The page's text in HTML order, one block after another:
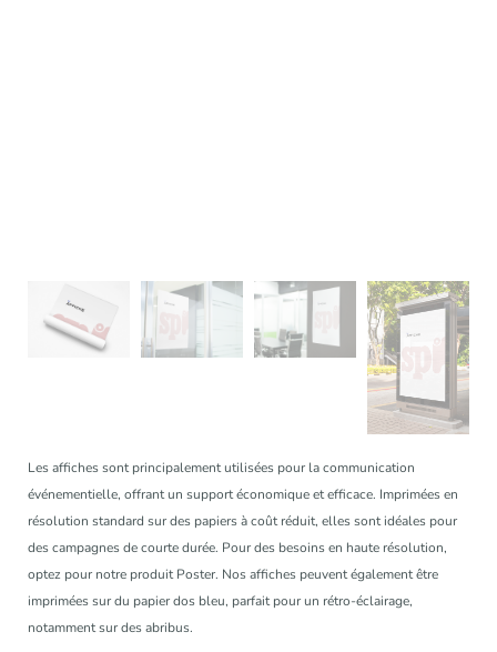
Les affiches sont principalement utilisées pour la communication
événementielle, offrant un support économique et efficace. Imprimées en
résolution standard sur des papiers à coût réduit, elles sont idéales pour
des campagnes de courte durée. Pour des besoins en haute résolution,
optez pour notre produit Poster. Nos affiches peuvent également être
imprimées sur du papier dos bleu, parfait pour un rétro-éclairage,
notamment sur des abribus.